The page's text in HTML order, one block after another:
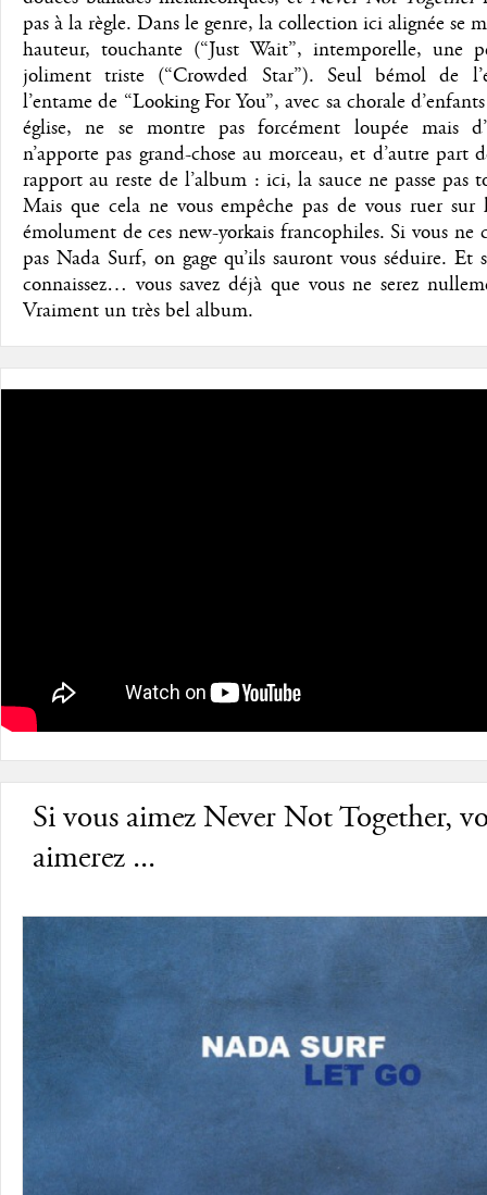
pas à la règle. Dans le genre, la collection ici alignée se
hauteur, touchante (“Just Wait”, intemporelle, une
joliment triste (“Crowded Star”). Seul bémol de
l’entame de “Looking For You”, avec sa chorale
église, ne se montre pas forcément loupée mais
n’apporte pas grand-chose au morceau, et d’autre part
rapport au reste de l’album : ici, la sauce ne passe pas
Mais que cela ne vous empêche pas de vous ruer sur
émolument de ces new-yorkais francophiles. Si vous ne
pas Nada Surf, on gage qu’ils sauront vous séduire. Et
connaissez… vous savez déjà que vous ne serez
Vraiment un très bel album.
Si vous aimez Never Not Together,
aimerez ...